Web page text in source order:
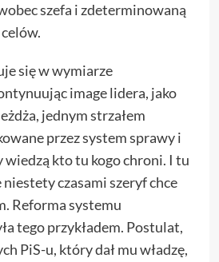
szefa i zdeterminowaną
się w wymiarze
image lidera, jako
jednym strzałem
przez system sprawy i
wiedzą kto tu kogo chroni. I tu
niestety czasami szeryf chce
Reforma systemu
tego przykładem. Postulat,
PiS-u, który dał mu władzę,